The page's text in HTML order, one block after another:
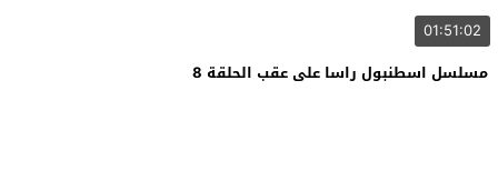
01:51:02
مسلسل اسطنبول راسا على عقب الحلقة 8